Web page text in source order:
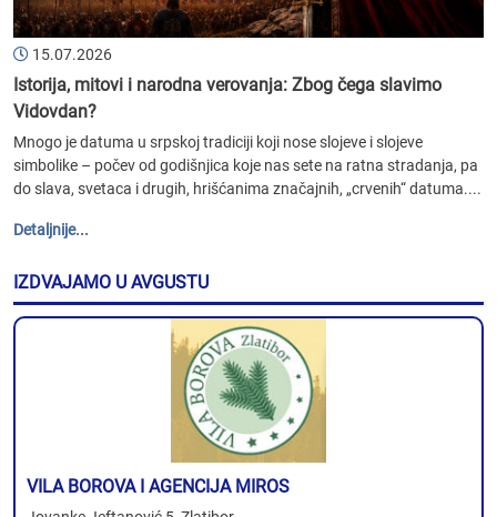
15.07.2026
Istorija, mitovi i narodna verovanja: Zbog čega slavimo
Vidovdan?
Mnogo je datuma u srpskoj tradiciji koji nose slojeve i slojeve
simbolike – počev od godišnjica koje nas sete na ratna stradanja, pa
do slava, svetaca i drugih, hrišćanima značajnih, „crvenih“ datuma....
Detaljnije...
IZDVAJAMO U AVGUSTU
VILA BOROVA I AGENCIJA MIROS